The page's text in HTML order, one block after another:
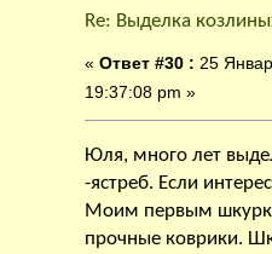
Re: Выделка
« Ответ #30 : 25
19:37:08 pm »
Юля, много лет
-ястреб. Если
Моим первым
прочные коврики.